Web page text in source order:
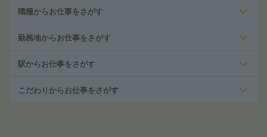
職種からお仕事をさがす
勤務地からお仕事をさがす
駅からお仕事をさがす
こだわりからお仕事をさがす